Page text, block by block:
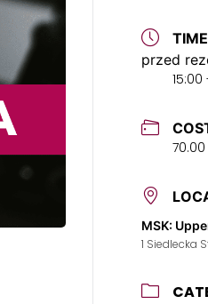
TIME
przed
15:00
70.00
MSK:
1 Siedlecka